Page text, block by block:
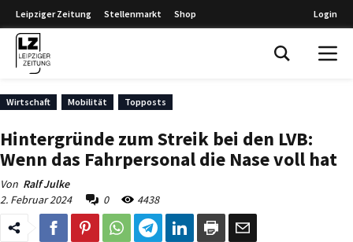
Leipziger Zeitung Stellenmarkt Shop Login
Wirtschaft Mobilität Topposts
Hintergründe zum Streik bei den LVB:
Wenn das Fahrpersonal die Nase voll hat
Von Ralf Julke
2. Februar 2024
0 4438